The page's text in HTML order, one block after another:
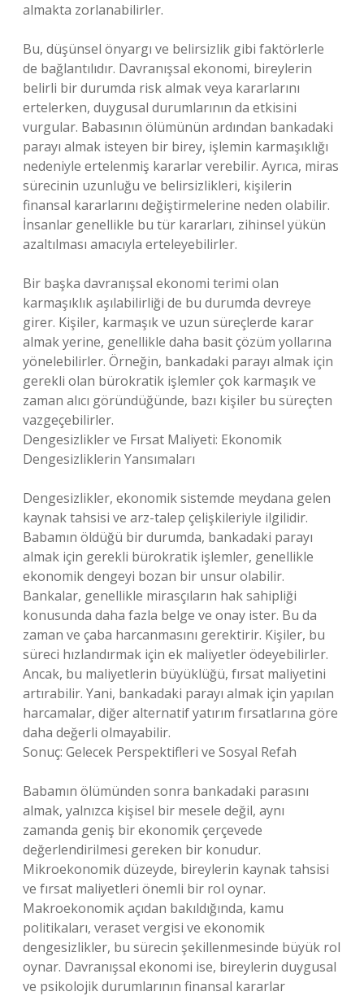
almakta zorlanabilirler.
Bu, düşünsel önyargı ve belirsizlik gibi faktörlerle
de bağlantılıdır. Davranışsal ekonomi, bireylerin
belirli bir durumda risk almak veya kararlarını
ertelerken, duygusal durumlarının da etkisini
vurgular. Babasının ölümünün ardından bankadaki
parayı almak isteyen bir birey, işlemin karmaşıklığı
nedeniyle ertelenmiş kararlar verebilir. Ayrıca, miras
sürecinin uzunluğu ve belirsizlikleri, kişilerin
finansal kararlarını değiştirmelerine neden olabilir.
İnsanlar genellikle bu tür kararları, zihinsel yükün
azaltılması amacıyla erteleyebilirler.
Bir başka davranışsal ekonomi terimi olan
karmaşıklık aşılabilirliği de bu durumda devreye
girer. Kişiler, karmaşık ve uzun süreçlerde karar
almak yerine, genellikle daha basit çözüm yollarına
yönelebilirler. Örneğin, bankadaki parayı almak için
gerekli olan bürokratik işlemler çok karmaşık ve
zaman alıcı göründüğünde, bazı kişiler bu süreçten
vazgeçebilirler.
Dengesizlikler ve Fırsat Maliyeti: Ekonomik
Dengesizliklerin Yansımaları
Dengesizlikler, ekonomik sistemde meydana gelen
kaynak tahsisi ve arz-talep çelişkileriyle ilgilidir.
Babamın öldüğü bir durumda, bankadaki parayı
almak için gerekli bürokratik işlemler, genellikle
ekonomik dengeyi bozan bir unsur olabilir.
Bankalar, genellikle mirasçıların hak sahipliği
konusunda daha fazla belge ve onay ister. Bu da
zaman ve çaba harcanmasını gerektirir. Kişiler, bu
süreci hızlandırmak için ek maliyetler ödeyebilirler.
Ancak, bu maliyetlerin büyüklüğü, fırsat maliyetini
artırabilir. Yani, bankadaki parayı almak için yapılan
harcamalar, diğer alternatif yatırım fırsatlarına göre
daha değerli olmayabilir.
Sonuç: Gelecek Perspektifleri ve Sosyal Refah
Babamın ölümünden sonra bankadaki parasını
almak, yalnızca kişisel bir mesele değil, aynı
zamanda geniş bir ekonomik çerçevede
değerlendirilmesi gereken bir konudur.
Mikroekonomik düzeyde, bireylerin kaynak tahsisi
ve fırsat maliyetleri önemli bir rol oynar.
Makroekonomik açıdan bakıldığında, kamu
politikaları, veraset vergisi ve ekonomik
dengesizlikler, bu sürecin şekillenmesinde büyük rol
oynar. Davranışsal ekonomi ise, bireylerin duygusal
ve psikolojik durumlarının finansal kararlar